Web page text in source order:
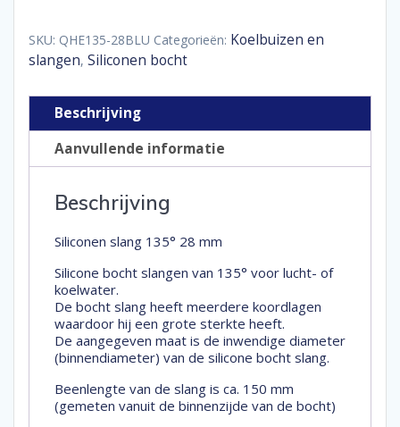
mm
aantal
SKU: QHE135-28BLU Categorieën: Koelbuizen en
slangen, Siliconen bocht
Beschrijving
Aanvullende informatie
Beschrijving
Siliconen slang 135° 28 mm
Silicone bocht slangen van 135° voor lucht- of
koelwater.
De bocht slang heeft meerdere koordlagen
waardoor hij een grote sterkte heeft.
De aangegeven maat is de inwendige diameter
(binnendiameter) van de silicone bocht slang.
Beenlengte van de slang is ca. 150 mm
(gemeten vanuit de binnenzijde van de bocht)